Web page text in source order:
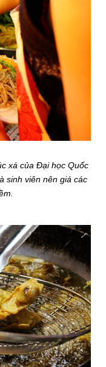
xá của Đại học Quốc
sinh viên nên giá các